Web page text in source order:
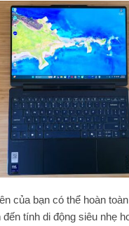
của bạn có thể hoàn
tính di động siêu nhẹ